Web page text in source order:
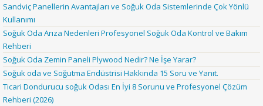
Sandviç Panellerin Avantajları ve Soğuk Oda Sistemlerinde Çok Yönlü
Kullanımı
Soğuk Oda Arıza Nedenleri Profesyonel Soğuk Oda Kontrol ve Bakım
Rehberi
Soğuk Oda Zemin Paneli Plywood Nedir? Ne İşe Yarar?
Soğuk oda ve Soğutma Endüstrisi Hakkında 15 Soru ve Yanıt.
Ticari Dondurucu soğuk Odası En İyi 8 Sorunu ve Profesyonel Çözüm
Rehberi (2026)